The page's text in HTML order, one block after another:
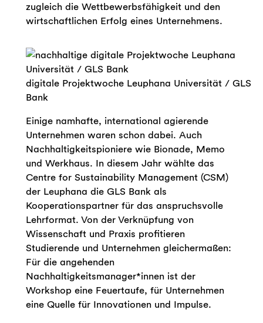
zugleich die Wettbewerbsfähigkeit und den
wirtschaftlichen Erfolg eines Unternehmens.
digitale Projektwoche Leuphana Universität / GLS
Bank
Einige namhafte, international agierende
Unternehmen waren schon dabei. Auch
Nachhaltigkeitspioniere wie Bionade, Memo
und Werkhaus. In diesem Jahr wählte das
Centre for Sustainability Management (CSM)
der Leuphana die GLS Bank als
Kooperationspartner für das anspruchsvolle
Lehrformat. Von der Verknüpfung von
Wissenschaft und Praxis profitieren
Studierende und Unternehmen gleichermaßen:
Für die angehenden
Nachhaltigkeitsmanager*innen ist der
Workshop eine Feuertaufe, für Unternehmen
eine Quelle für Innovationen und Impulse.